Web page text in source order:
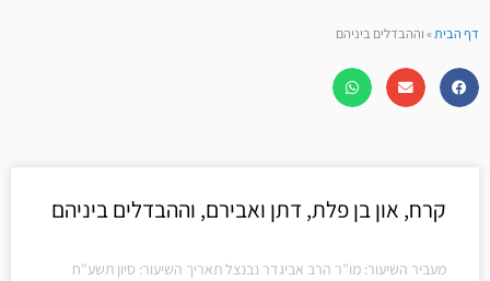
דף הבית»וההבדלים ביניהם
קרח, און בן פלת, דתן ואבירם, וההבדלים ביניהם
מעביר השיעור: מו"ר הרב אביגדר נבנצל תאריך השיעור: סיון תשע"ח